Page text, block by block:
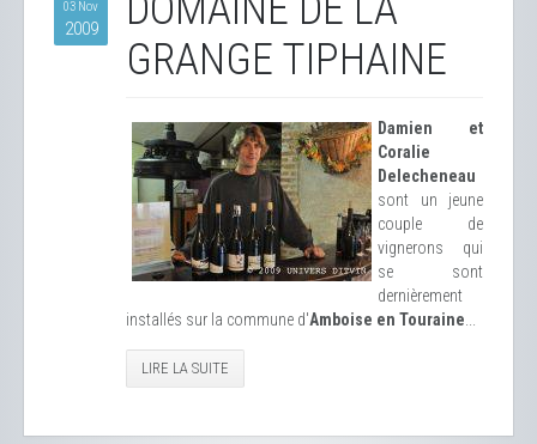
03 Nov
2009
GRANGE TIPHAINE
Damien et
Coralie
Delecheneau
sont un jeune
couple de
vignerons qui
se sont
dernièrement
installés sur la commune d'Amboise en Touraine
LIRE LA SUITE